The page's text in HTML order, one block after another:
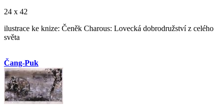
24 x 42
ilustrace ke knize: Čeněk Charous: Lovecká dobrodružství z celého
světa
Čang-Puk